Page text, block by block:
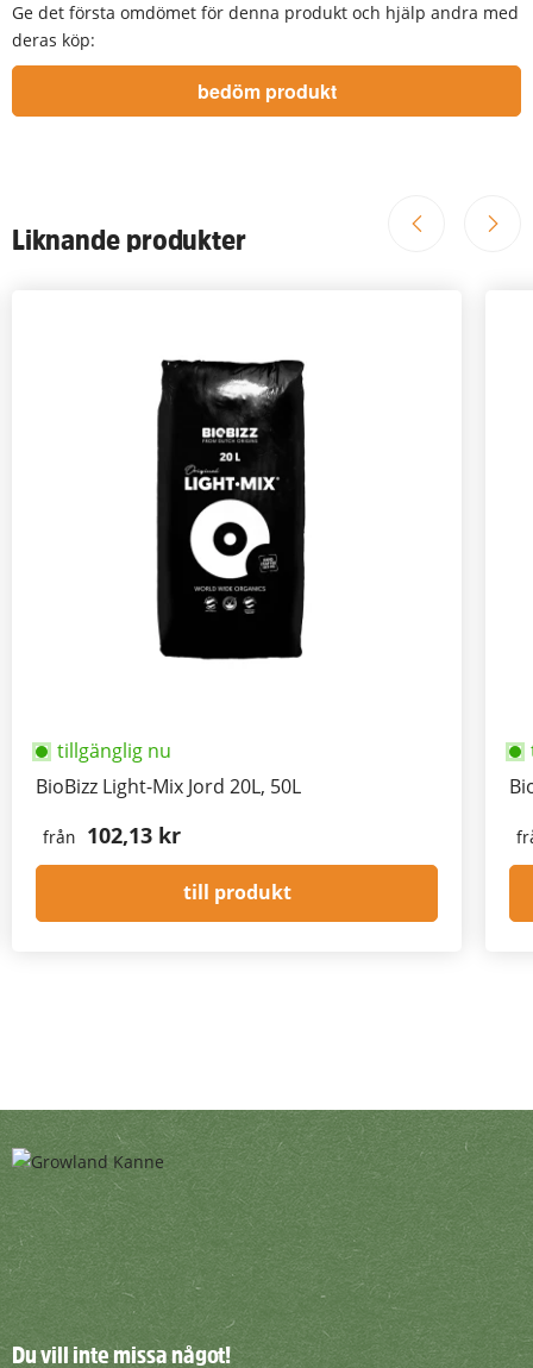
Ge det första omdömet för denna produkt och hjälp andra med
deras köp:
Liknande produkter
tillgänglig nu
BioBizz Light-Mix Jord 20L, 50L
från 102,13 kr
till produkt
Du vill inte missa något!
Du vill inte missa något!